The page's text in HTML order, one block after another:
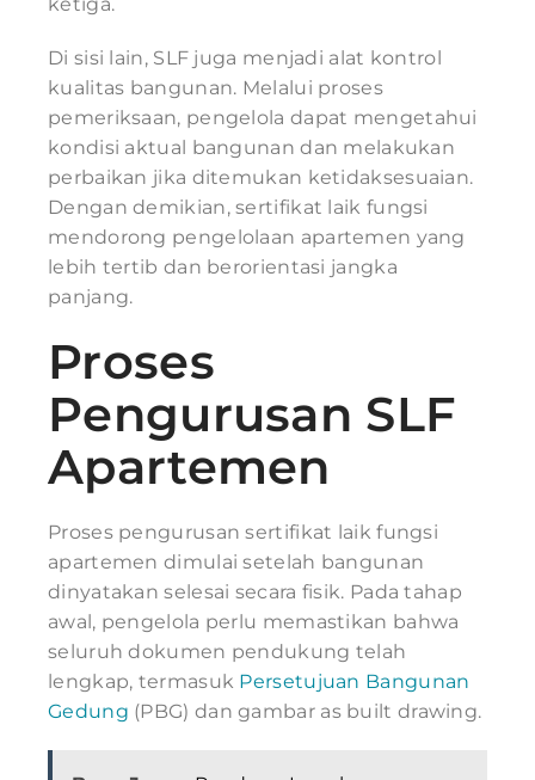
Di sisi lain, SLF juga menjadi alat kontrol
kualitas bangunan. Melalui proses
pemeriksaan, pengelola dapat mengetahui
kondisi aktual bangunan dan melakukan
perbaikan jika ditemukan ketidaksesuaian.
Dengan demikian, sertifikat laik fungsi
mendorong pengelolaan apartemen yang
lebih tertib dan berorientasi jangka
panjang.
Proses
Pengurusan SLF
Apartemen
Proses pengurusan sertifikat laik fungsi
apartemen dimulai setelah bangunan
dinyatakan selesai secara fisik. Pada tahap
awal, pengelola perlu memastikan bahwa
seluruh dokumen pendukung telah
lengkap, termasuk Persetujuan Bangunan
Gedung (PBG) dan gambar as built drawing.